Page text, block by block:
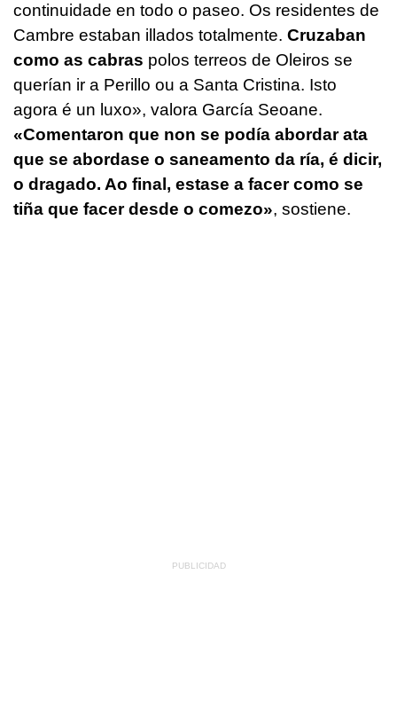
continuidade en todo o paseo. Os residentes de
Cambre estaban illados totalmente. Cruzaban
como as cabras polos terreos de Oleiros se
querían ir a Perillo ou a Santa Cristina. Isto
agora é un luxo», valora García Seoane.
«Comentaron que non se podía abordar ata
que se abordase o saneamento da ría, é dicir,
o dragado. Ao final, estase a facer como se
tiña que facer desde o comezo», sostiene.